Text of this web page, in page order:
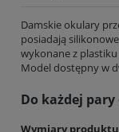
Damskie okulary
posiadają
wykonane z
Model dostępny w
Do każdej